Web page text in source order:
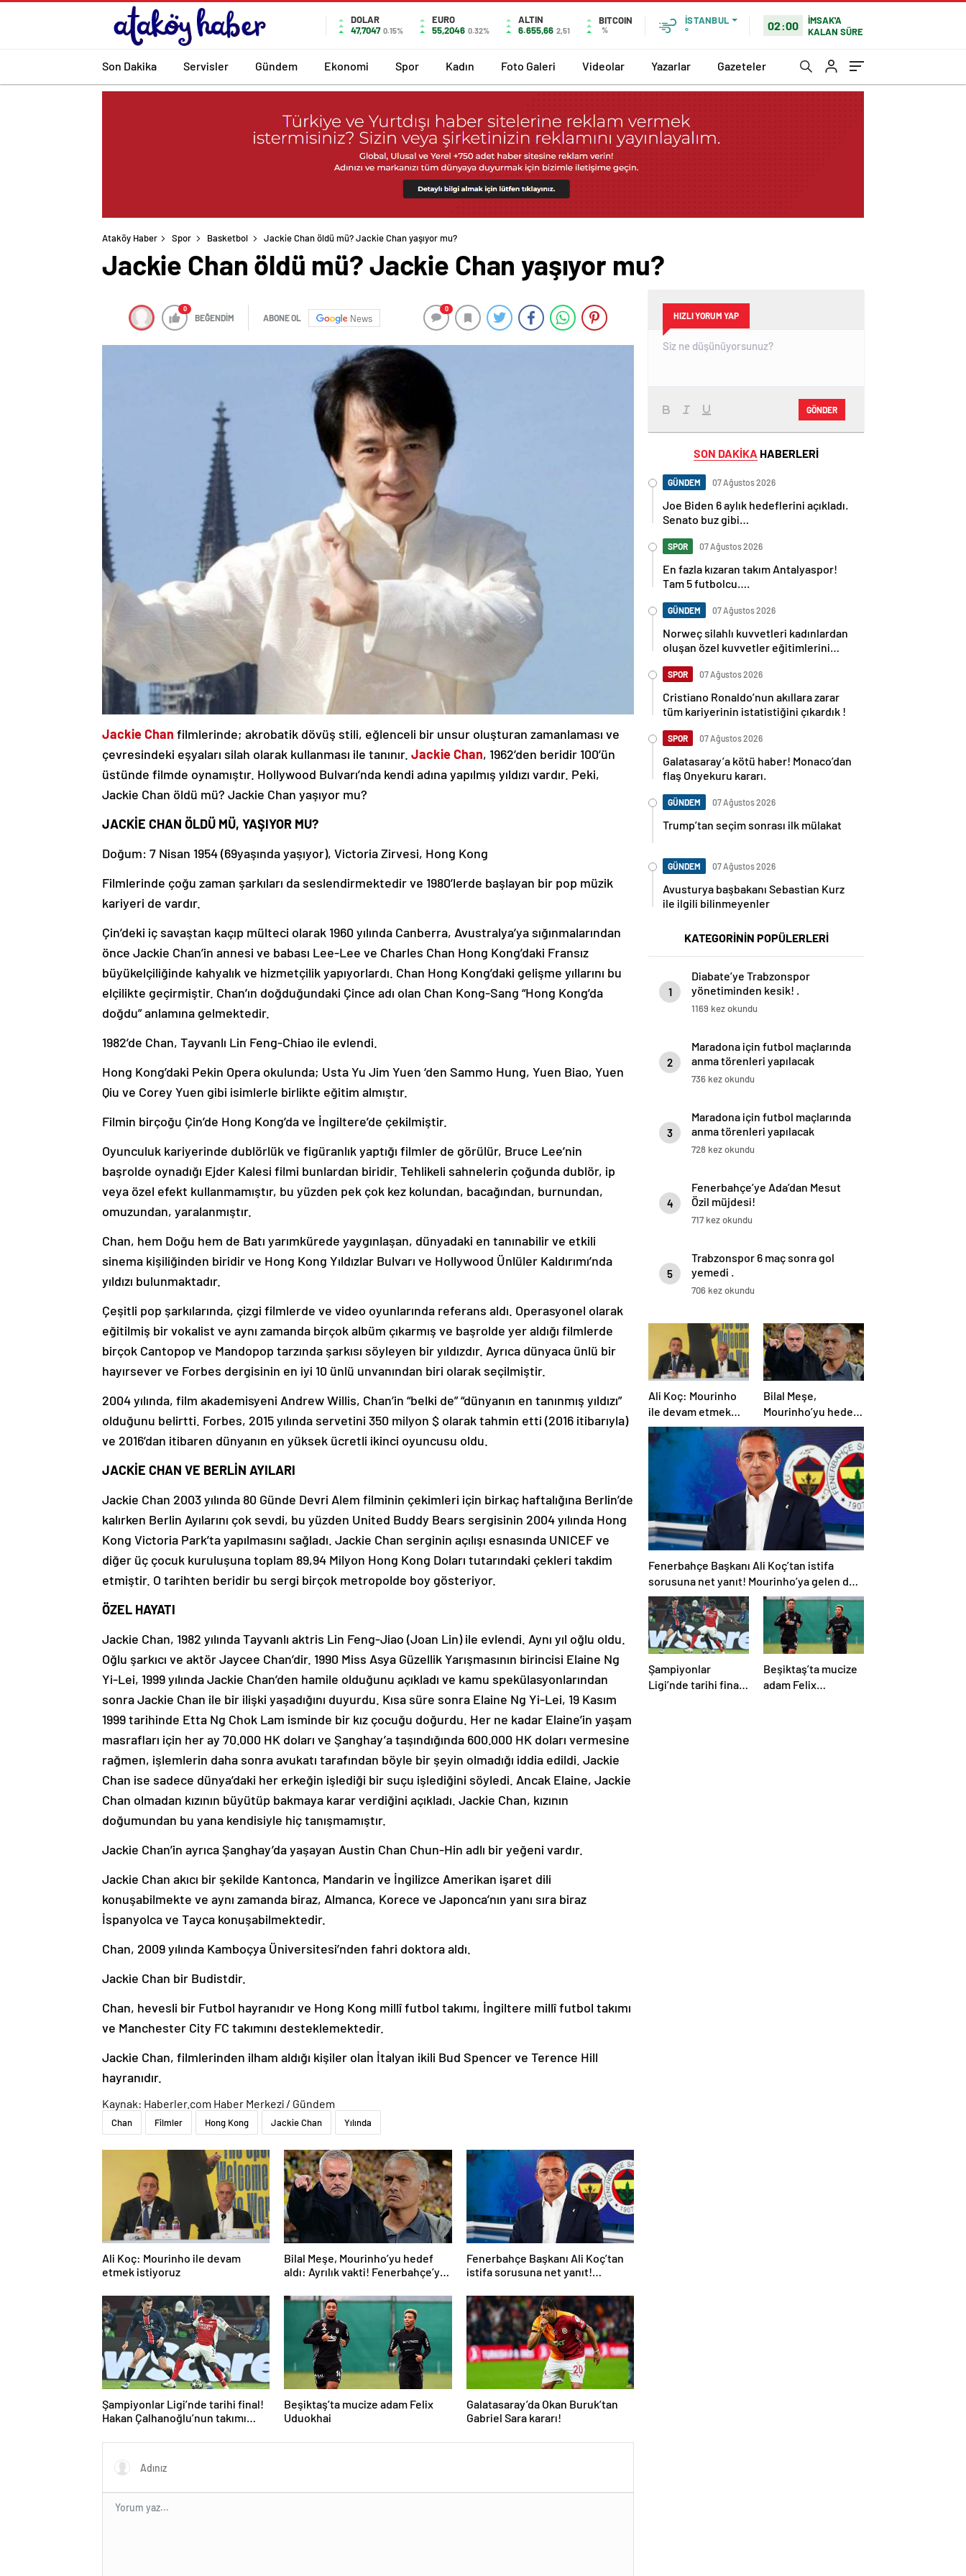
DOLAR
47,7047 0.15%
EURO
55,2046 0.32%
ALTIN
6.655,66 2,51
BITCOIN
%
İSTANBUL
°
02:00
İMSAK'A
KALAN SÜRE
Son Dakika Servisler Gündem Ekonomi Spor Kadın Foto Galeri Videolar Yazarlar Gazeteler
Ataköy Haber Spor Basketbol Jackie Chan öldü mü? Jackie Chan yaşıyor mu?
Jackie Chan öldü mü? Jackie Chan yaşıyor mu?
0
BEĞENDİM ABONE OL News
0
Jackie Chan filmlerinde; akrobatik dövüş stili, eğlenceli bir unsur oluşturan zamanlaması ve
çevresindeki eşyaları silah olarak kullanması ile tanınır. Jackie Chan, 1962’den beridir 100’ün
üstünde filmde oynamıştır. Hollywood Bulvarı’nda kendi adına yapılmış yıldızı vardır. Peki,
Jackie Chan öldü mü? Jackie Chan yaşıyor mu?
JACKİE CHAN ÖLDÜ MÜ, YAŞIYOR MU?
Doğum: 7 Nisan 1954 (69yaşında yaşıyor), Victoria Zirvesi, Hong Kong
Filmlerinde çoğu zaman şarkıları da seslendirmektedir ve 1980’lerde başlayan bir pop müzik
kariyeri de vardır.
Çin’deki iç savaştan kaçıp mülteci olarak 1960 yılında Canberra, Avustralya’ya sığınmalarından
önce Jackie Chan’in annesi ve babası Lee-Lee ve Charles Chan Hong Kong’daki Fransız
büyükelçiliğinde kahyalık ve hizmetçilik yapıyorlardı. Chan Hong Kong’daki gelişme yıllarını bu
elçilikte geçirmiştir. Chan’ın doğduğundaki Çince adı olan Chan Kong-Sang “Hong Kong’da
doğdu” anlamına gelmektedir.
1982’de Chan, Tayvanlı Lin Feng-Chiao ile evlendi.
Hong Kong’daki Pekin Opera okulunda; Usta Yu Jim Yuen ‘den Sammo Hung, Yuen Biao, Yuen
Qiu ve Corey Yuen gibi isimlerle birlikte eğitim almıştır.
Filmin birçoğu Çin’de Hong Kong’da ve İngiltere’de çekilmiştir.
Oyunculuk kariyerinde dublörlük ve figüranlık yaptığı filmler de görülür, Bruce Lee’nin
başrolde oynadığı Ejder Kalesi filmi bunlardan biridir. Tehlikeli sahnelerin çoğunda dublör, ip
veya özel efekt kullanmamıştır, bu yüzden pek çok kez kolundan, bacağından, burnundan,
omuzundan, yaralanmıştır.
Chan, hem Doğu hem de Batı yarımkürede yaygınlaşan, dünyadaki en tanınabilir ve etkili
sinema kişiliğinden biridir ve Hong Kong Yıldızlar Bulvarı ve Hollywood Ünlüler Kaldırımı’nda
yıldızı bulunmaktadır.
Çeşitli pop şarkılarında, çizgi filmlerde ve video oyunlarında referans aldı. Operasyonel olarak
eğitilmiş bir vokalist ve aynı zamanda birçok albüm çıkarmış ve başrolde yer aldığı filmlerde
birçok Cantopop ve Mandopop tarzında şarkısı söyleyen bir yıldızdır. Ayrıca dünyaca ünlü bir
hayırsever ve Forbes dergisinin en iyi 10 ünlü unvanından biri olarak seçilmiştir.
2004 yılında, film akademisyeni Andrew Willis, Chan’in “belki de” “dünyanın en tanınmış yıldızı”
olduğunu belirtti. Forbes, 2015 yılında servetini 350 milyon $ olarak tahmin etti (2016 itibarıyla)
ve 2016’dan itibaren dünyanın en yüksek ücretli ikinci oyuncusu oldu.
JACKİE CHAN VE BERLİN AYILARI
Jackie Chan 2003 yılında 80 Günde Devri Alem filminin çekimleri için birkaç haftalığına Berlin’de
kalırken Berlin Ayılarını çok sevdi, bu yüzden United Buddy Bears sergisinin 2004 yılında Hong
Kong Victoria Park’ta yapılmasını sağladı. Jackie Chan serginin açılışı esnasında UNICEF ve
diğer üç çocuk kuruluşuna toplam 89,94 Milyon Hong Kong Doları tutarındaki çekleri takdim
etmiştir. O tarihten beridir bu sergi birçok metropolde boy gösteriyor.
ÖZEL HAYATI
Jackie Chan, 1982 yılında Tayvanlı aktris Lin Feng-Jiao (Joan Lin) ile evlendi. Aynı yıl oğlu oldu.
Oğlu şarkıcı ve aktör Jaycee Chan’dir. 1990 Miss Asya Güzellik Yarışmasının birincisi Elaine Ng
Yi-Lei, 1999 yılında Jackie Chan’den hamile olduğunu açıkladı ve kamu spekülasyonlarından
sonra Jackie Chan ile bir ilişki yaşadığını duyurdu. Kısa süre sonra Elaine Ng Yi-Lei, 19 Kasım
1999 tarihinde Etta Ng Chok Lam isminde bir kız çocuğu doğurdu. Her ne kadar Elaine’in yaşam
masrafları için her ay 70.000 HK doları ve Şanghay’a taşındığında 600.000 HK doları vermesine
rağmen, işlemlerin daha sonra avukatı tarafından böyle bir şeyin olmadığı iddia edildi. Jackie
Chan ise sadece dünya’daki her erkeğin işlediği bir suçu işlediğini söyledi. Ancak Elaine, Jackie
Chan olmadan kızının büyütüp bakmaya karar verdiğini açıkladı. Jackie Chan, kızının
doğumundan bu yana kendisiyle hiç tanışmamıştır.
Jackie Chan’in ayrıca Şanghay’da yaşayan Austin Chan Chun-Hin adlı bir yeğeni vardır.
Jackie Chan akıcı bir şekilde Kantonca, Mandarin ve İngilizce Amerikan işaret dili
konuşabilmekte ve aynı zamanda biraz, Almanca, Korece ve Japonca’nın yanı sıra biraz
İspanyolca ve Tayca konuşabilmektedir.
Chan, 2009 yılında Kamboçya Üniversitesi’nden fahri doktora aldı.
Jackie Chan bir Budistdir.
Chan, hevesli bir Futbol hayranıdır ve Hong Kong millî futbol takımı, İngiltere millî futbol takımı
ve Manchester City FC takımını desteklemektedir.
Jackie Chan, filmlerinden ilham aldığı kişiler olan İtalyan ikili Bud Spencer ve Terence Hill
hayranıdır.
Kaynak: Haberler.com Haber Merkezi / Gündem
Chan Filmler Hong Kong Jackie Chan Yılında
Ali Koç: Mourinho ile devam
etmek istiyoruz
Bilal Meşe, Mourinho’yu hedef
aldı: Ayrılık vakti! Fenerbahçe’ye
Fenerbahçe Başkanı Ali Koç’tan
istifa sorusuna net yanıt!
açıkladı
Şampiyonlar Ligi’nde tarihi final!
Hakan Çalhanoğlu’nun takımı
Beşiktaş’ta mucize adam Felix
Uduokhai
Galatasaray’da Okan Buruk’tan
Gabriel Sara kararı!
HIZLI YORUM YAP
GÖNDER
SON DAKİKA HABERLERİ
GÜNDEM 07 Ağustos 2026
Joe Biden 6 aylık hedeflerini açıkladı.
Senato buz gibi…
SPOR 07 Ağustos 2026
En fazla kızaran takım Antalyaspor!
Tam 5 futbolcu….
GÜNDEM 07 Ağustos 2026
Norweç silahlı kuvvetleri kadınlardan
oluşan özel kuvvetler eğitimlerini
SPOR 07 Ağustos 2026
Cristiano Ronaldo’nun akıllara zarar
tüm kariyerinin istatistiğini çıkardık !
SPOR 07 Ağustos 2026
Galatasaray’a kötü haber! Monaco’dan
flaş Onyekuru kararı.
GÜNDEM 07 Ağustos 2026
Trump’tan seçim sonrası ilk mülakat
GÜNDEM 07 Ağustos 2026
Avusturya başbakanı Sebastian Kurz
ile ilgili bilinmeyenler
KATEGORİNİN POPÜLERLERİ
1
Diabate’ye Trabzonspor
yönetiminden kesik! .
1169 kez okundu
2
Maradona için futbol maçlarında
anma törenleri yapılacak
736 kez okundu
3
Maradona için futbol maçlarında
anma törenleri yapılacak
728 kez okundu
4
Fenerbahçe’ye Ada’dan Mesut
Özil müjdesi!
717 kez okundu
5
Trabzonspor 6 maç sonra gol
yemedi .
706 kez okundu
Ali Koç: Mourinho
ile devam etmek
istiyoruz
Bilal Meşe,
Mourinho’yu hedef
aldı: Ayrılık vakti!
Fenerbahçe’ye
teknik direktör
önerisi
Fenerbahçe Başkanı Ali Koç’tan istifa
sorusuna net yanıt! Mourinho’ya gelen dev
teklifi açıkladı
Şampiyonlar
Ligi’nde tarihi final!
Beşiktaş’ta mucize
adam Felix